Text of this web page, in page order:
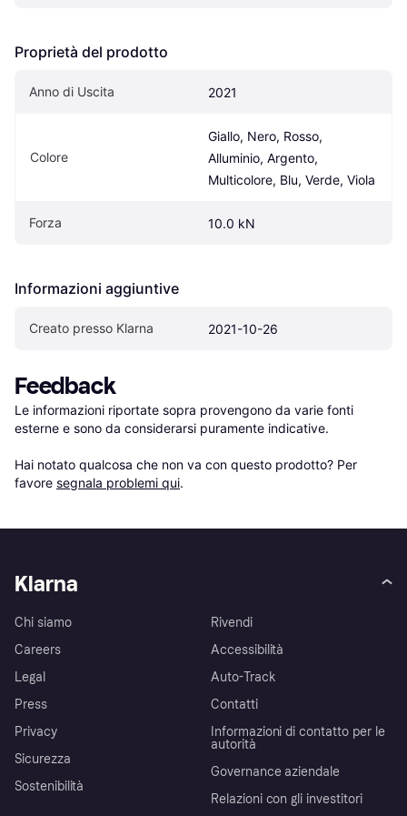
Proprietà del prodotto
Anno di Uscita 2021
Colore
Giallo, Nero, Rosso,
Alluminio, Argento,
Multicolore, Blu, Verde, Viola
Forza 10.0 kN
Informazioni aggiuntive
Creato presso Klarna 2021-10-26
Feedback
Le informazioni riportate sopra provengono da varie fonti
esterne e sono da considerarsi puramente indicative.
Hai notato qualcosa che non va con questo prodotto? Per
favore segnala problemi qui.
Klarna
Chi siamo
Careers
Legal
Press
Privacy
Sicurezza
Sostenibilità
Rivendi
Accessibilità
Auto-Track
Contatti
Informazioni di contatto per le
autorità
Governance aziendale
Relazioni con gli investitori